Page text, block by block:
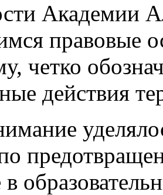
Академии
правовые
четко
действия
в